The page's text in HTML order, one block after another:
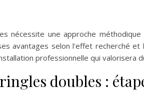
nécessite une approche
avantages selon l'effet recherché
professionnelle qui valorisera
doubles :